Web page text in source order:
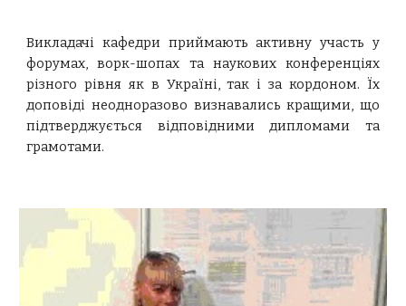
Викладачі кафедри приймають активну участь у
форумах, ворк-шопах та наукових конференціях
різного рівня як в Україні, так і за кордоном. Їх
доповіді неодноразово визнавались кращими, що
підтверджується відповідними дипломами та
грамотами.